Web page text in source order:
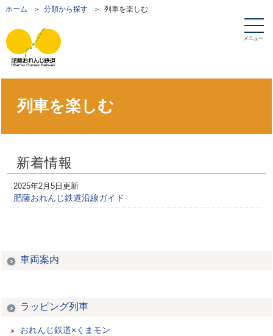
ホーム ＞ 分類から探す＞ 列車を楽しむ
メニュー
列車を楽しむ
新着情報
2025年2月5日更新
肥薩おれんじ鉄道沿線ガイド
車両案内
ラッピング列車
おれんじ鉄道×くまモン